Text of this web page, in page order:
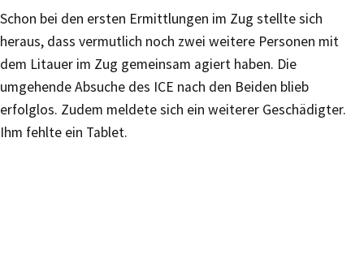
Schon bei den ersten Ermittlungen im Zug stellte sich
heraus, dass vermutlich noch zwei weitere Personen mit
dem Litauer im Zug gemeinsam agiert haben. Die
umgehende Absuche des ICE nach den Beiden blieb
erfolglos. Zudem meldete sich ein weiterer Geschädigter.
Ihm fehlte ein Tablet.